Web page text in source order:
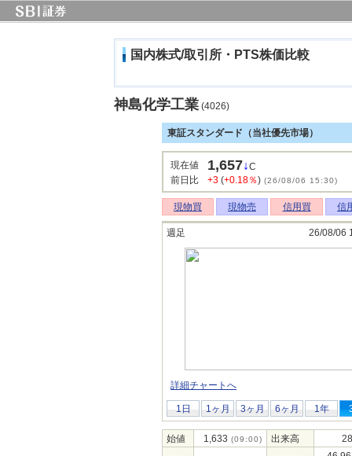
国内株式/取引所・PTS株価比較
神島化学工業 (4026)
東証スタンダード（当社優先市場）
現在値 1,657↓C
前日比
+3 (+0.18％) (26/08/06 15:30)
現物買 現物売 信用買 信
週足 26/08/06
詳細チャートへ
1日 1ヶ月 3ヶ月 6ヶ月 1年
始値 1,633 (09:00) 出来高